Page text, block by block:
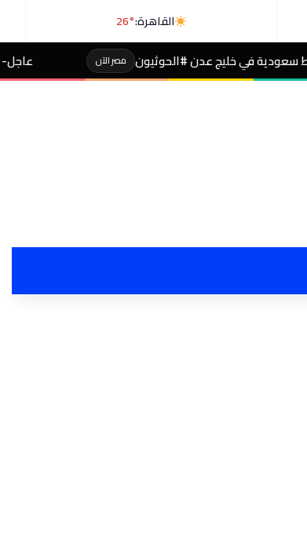
القاهرة:26°
مصر الآن عاجل- طالبة صاحبة مجموع 4% بالثانوية تفجر مفاجأة بعد التظلم